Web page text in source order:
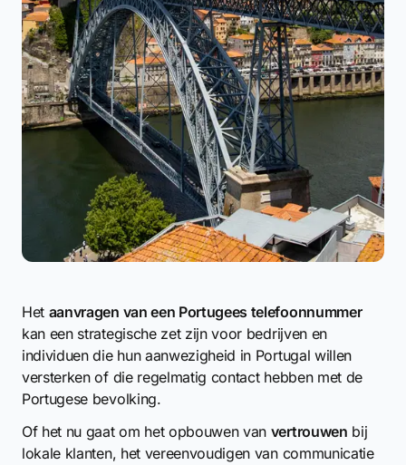
Het aanvragen van een Portugees telefoonnummer
kan een strategische zet zijn voor bedrijven en
individuen die hun aanwezigheid in Portugal willen
versterken of die regelmatig contact hebben met de
Portugese bevolking.
Of het nu gaat om het opbouwen van vertrouwen bij
lokale klanten, het vereenvoudigen van communicatie